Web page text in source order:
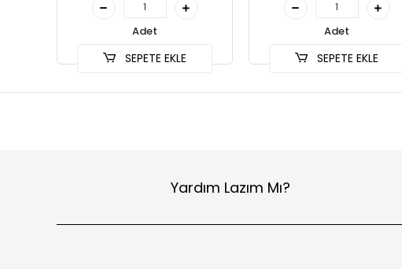
Adet
SEPETE EKLE
Adet
SEPETE EKLE
Yardım Lazım Mı?